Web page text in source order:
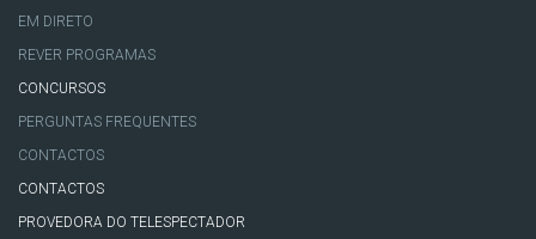
EM DIRETO
REVER PROGRAMAS
CONCURSOS
PERGUNTAS FREQUENTES
CONTACTOS
CONTACTOS
PROVEDORA DO TELESPECTADOR